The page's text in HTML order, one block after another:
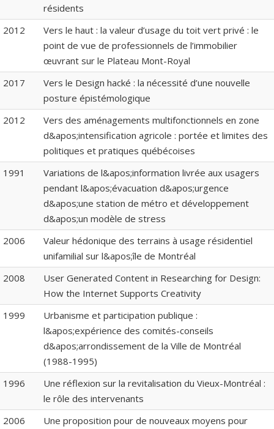
résidents
2012
Vers le haut : la valeur d’usage du toit vert privé : le
point de vue de professionnels de l’immobilier
œuvrant sur le Plateau Mont-Royal
2017
Vers le Design hacké : la nécessité d’une nouvelle
posture épistémologique
2012
Vers des aménagements multifonctionnels en zone
d&apos;intensification agricole : portée et limites des
politiques et pratiques québécoises
1991
Variations de l&apos;information livrée aux usagers
pendant l&apos;évacuation d&apos;urgence
d&apos;une station de métro et développement
d&apos;un modèle de stress
2006
Valeur hédonique des terrains à usage résidentiel
unifamilial sur l&apos;île de Montréal
2008
User Generated Content in Researching for Design:
How the Internet Supports Creativity
1999
Urbanisme et participation publique :
l&apos;expérience des comités-conseils
d&apos;arrondissement de la Ville de Montréal
(1988-1995)
1996
Une réflexion sur la revitalisation du Vieux-Montréal :
le rôle des intervenants
2006
Une proposition pour de nouveaux moyens pour